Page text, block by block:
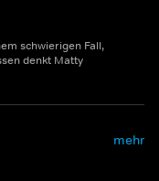
schwierigen Fall,
denkt Matty
mehr